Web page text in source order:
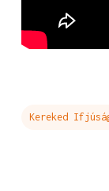
Kereked